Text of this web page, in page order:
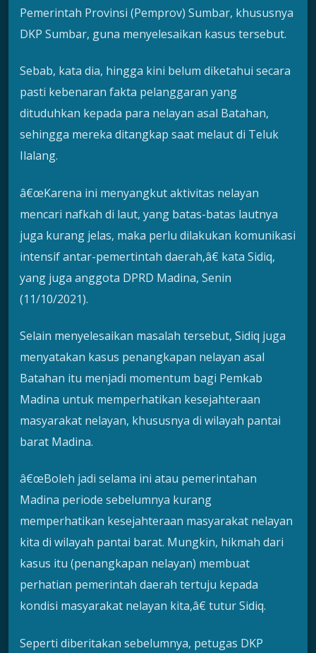
Pemerintah Provinsi (Pemprov) Sumbar, khususnya
DKP Sumbar, guna menyelesaikan kasus tersebut.
Sebab, kata dia, hingga kini belum diketahui secara
pasti kebenaran fakta pelanggaran yang
dituduhkan kepada para nelayan asal Batahan,
sehingga mereka ditangkap saat melaut di Teluk
Ilalang.
â€œKarena ini menyangkut aktivitas nelayan
mencari nafkah di laut, yang batas-batas lautnya
juga kurang jelas, maka perlu dilakukan komunikasi
intensif antar-pemertintah daerah,â€ kata Sidiq,
yang juga anggota DPRD Madina, Senin
(11/10/2021).
Selain menyelesaikan masalah tersebut, Sidiq juga
menyatakan kasus penangkapan nelayan asal
Batahan itu menjadi momentum bagi Pemkab
Madina untuk memperhatikan kesejahteraan
masyarakat nelayan, khususnya di wilayah pantai
barat Madina.
â€œBoleh jadi selama ini atau pemerintahan
Madina periode sebelumnya kurang
memperhatikan kesejahteraan masyarakat nelayan
kita di wilayah pantai barat. Mungkin, hikmah dari
kasus itu (penangkapan nelayan) membuat
perhatian pemerintah daerah tertuju kepada
kondisi masyarakat nelayan kita,â€ tutur Sidiq.
Seperti diberitakan sebelumnya, petugas DKP